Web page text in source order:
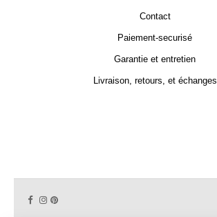
Contact
Paiement-securisé
Garantie et entretien
Livraison, retours, et échanges